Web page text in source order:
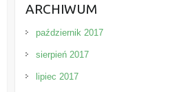
ARCHIWUM
październik 2017
sierpień 2017
lipiec 2017